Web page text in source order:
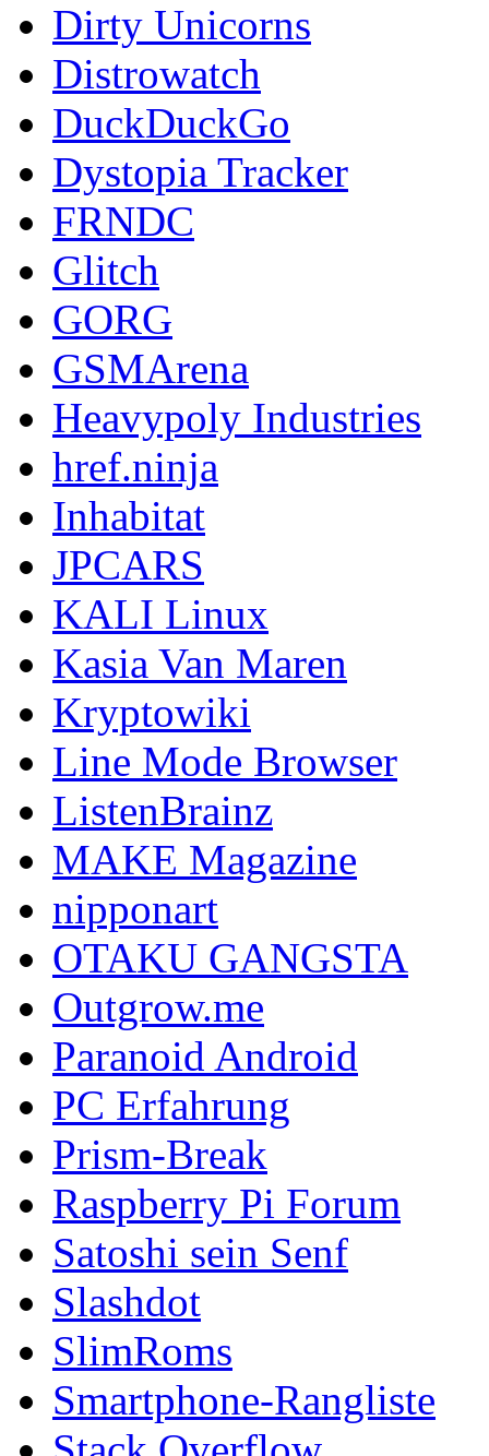
Dirty Unicorns
Distrowatch
DuckDuckGo
Dystopia Tracker
FRNDC
Glitch
GORG
GSMArena
Heavypoly Industries
href.ninja
Inhabitat
JPCARS
KALI Linux
Kasia Van Maren
Kryptowiki
Line Mode Browser
ListenBrainz
MAKE Magazine
nipponart
OTAKU GANGSTA
Outgrow.me
Paranoid Android
PC Erfahrung
Prism-Break
Raspberry Pi Forum
Satoshi sein Senf
Slashdot
SlimRoms
Smartphone-Rangliste